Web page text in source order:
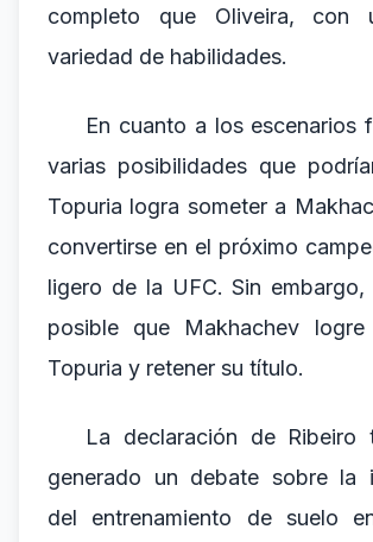
completo que Oliveira, con
variedad de habilidades.
En cuanto a los escenarios
varias posibilidades que
Topuria logra someter a
convertirse en el próximo
ligero de la UFC. Sin embargo,
posible que Makhachev
Topuria y retener su título.
La declaración de Ribeiro
generado un debate sobre la
del entrenamiento de suelo